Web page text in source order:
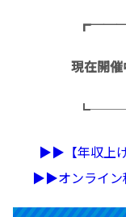
現在開催
▶︎▶︎【年収上
▶︎▶︎オンライン